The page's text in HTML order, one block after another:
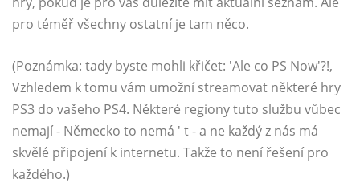
pro téměř všechny ostatní je tam něco.
(Poznámka: tady byste mohli křičet: 'Ale co PS Now'?!,
Vzhledem k tomu vám umožní streamovat některé hry
PS3 do vašeho PS4. Některé regiony tuto službu vůbec
nemají - Německo to nemá ' t - a ne každý z nás má
skvělé připojení k internetu. Takže to není řešení pro
každého.)